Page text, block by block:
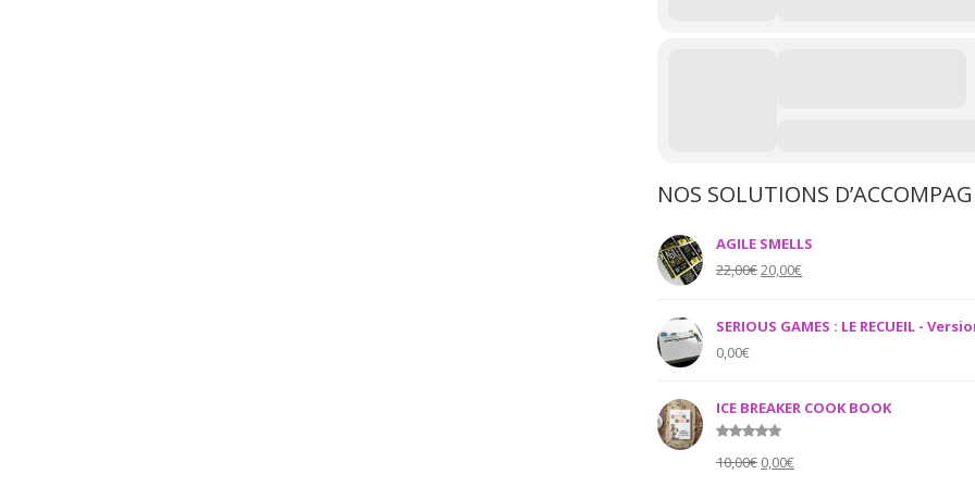
NOS SOLUTIONS
AGILE SMELLS
22,00€Original
was:
20,00€Current
is:
SERIOUS GAMES : LE RECUEIL -
0,00€
ICE BREAKER COOK BOOK
out of 5
10,00€ Original
0,00€Current